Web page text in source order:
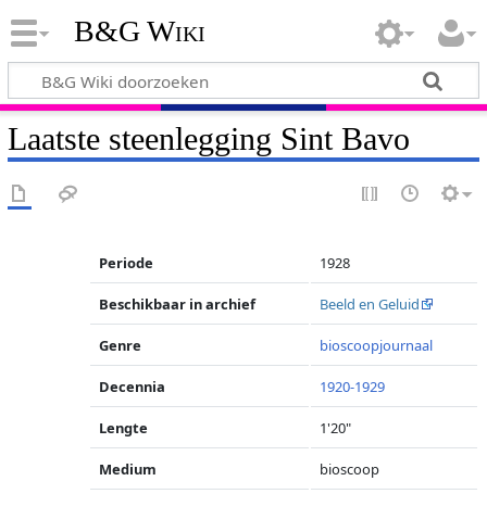
B&G Wiki
Laatste steenlegging Sint Bavo
Periode 1928
Beschikbaar in archief Beeld en Geluid
Genre bioscoopjournaal
Decennia 1920-1929
Lengte 1'20"
Medium bioscoop